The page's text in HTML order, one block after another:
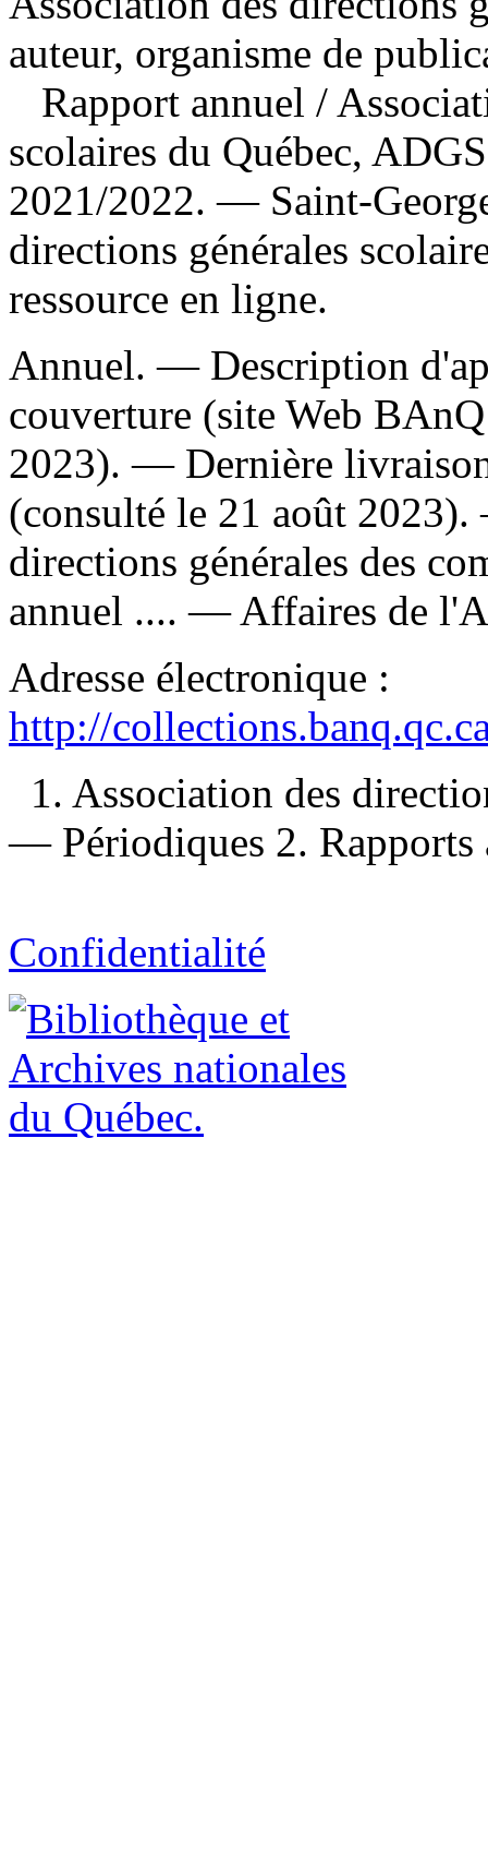
auteur, organisme de
Rapport annuel /
scolaires du Québec,
2021/2022. — Saint-
directions générales
ressource en ligne.
Annuel. — Description
couverture (site Web
2023). — Dernière
(consulté le 21 août
directions générales des
annuel .... — Affaires de
Adresse électronique :
http://
1. Association des
— Périodiques 2. Rapports
Confidentialité